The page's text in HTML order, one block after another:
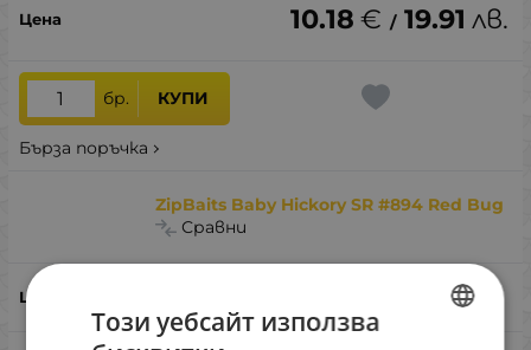
10.18 € / 19.91 лв.
бр. КУПИ
Бърза поръчка
ZipBaits Baby Hickory SR #894 Red Bug
Сравни
Този уебсайт използва